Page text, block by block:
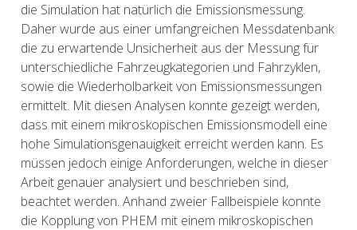
die Simulation hat natürlich die Emissionsmessung.
Daher wurde aus einer umfangreichen Messdatenbank
die zu erwartende Unsicherheit aus der Messung für
unterschiedliche Fahrzeugkategorien und Fahrzyklen,
sowie die Wiederholbarkeit von Emissionsmessungen
ermittelt. Mit diesen Analysen konnte gezeigt werden,
dass mit einem mikroskopischen Emissionsmodell eine
hohe Simulationsgenauigkeit erreicht werden kann. Es
müssen jedoch einige Anforderungen, welche in dieser
Arbeit genauer analysiert und beschrieben sind,
beachtet werden. Anhand zweier Fallbeispiele konnte
die Kopplung von PHEM mit einem mikroskopischen